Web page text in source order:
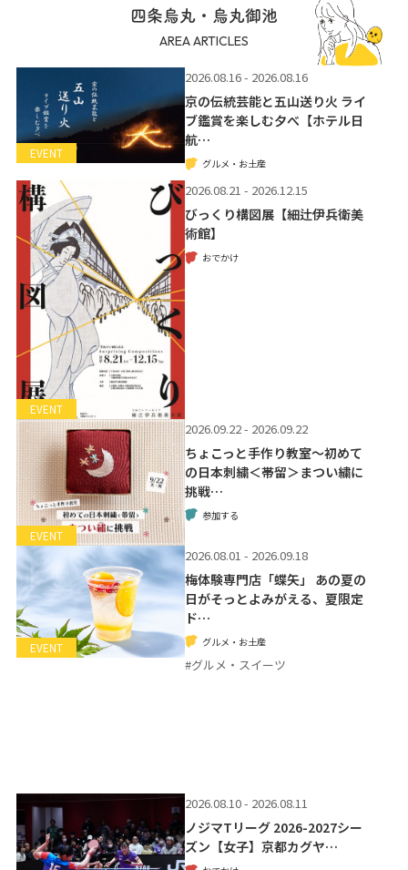
四条烏丸・烏丸御池
AREA ARTICLES
EVENT
2026.08.16 - 2026.08.16
京の伝統芸能と五山送り火 ライ
ブ鑑賞を楽しむ夕べ【ホテル日
航…
グルメ・お土産
EVENT
2026.08.21 - 2026.12.15
びっくり構図展【細辻伊兵衛美
術館】
おでかけ
EVENT
2026.09.22 - 2026.09.22
ちょこっと手作り教室～初めて
の日本刺繍＜帯留＞まつい繍に
挑戦…
参加する
EVENT
2026.08.01 - 2026.09.18
梅体験専門店「蝶矢」 あの夏の
日がそっとよみがえる、夏限定
ド…
グルメ・お土産
#グルメ・スイーツ
2026.08.10 - 2026.08.11
ノジマTリーグ 2026-2027シー
ズン【女子】京都カグヤ…